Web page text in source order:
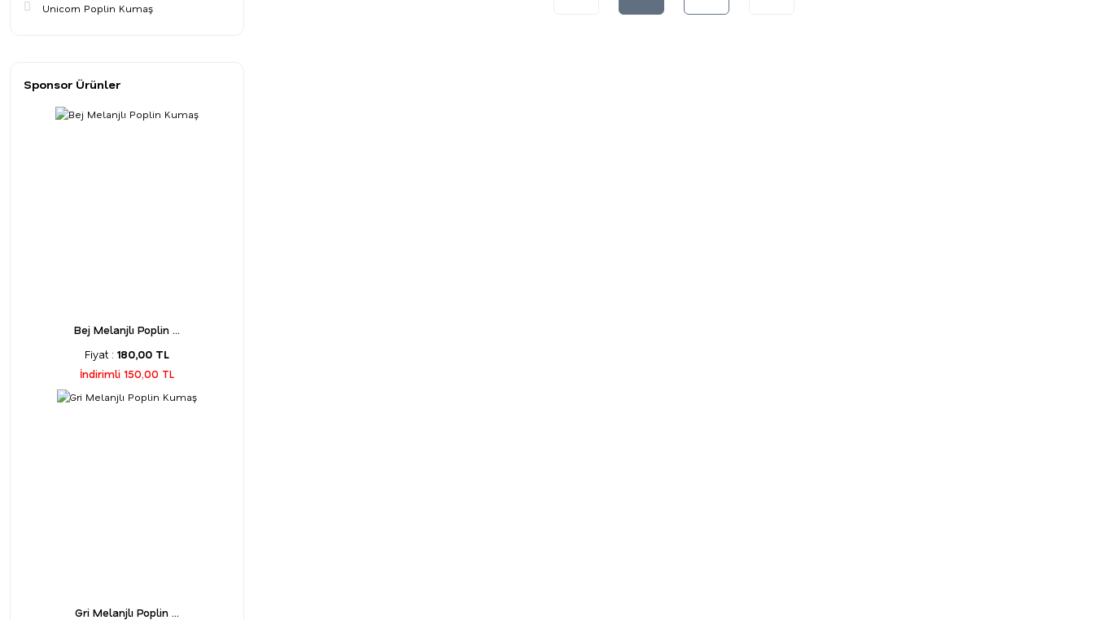
Unicorn Poplin Kumaş
Sponsor Ürünler
Bej Melanjlı Poplin ...
Fiyat : 180,00 TL
İndirimli 150,00 TL
Gri Melanjlı Poplin ...